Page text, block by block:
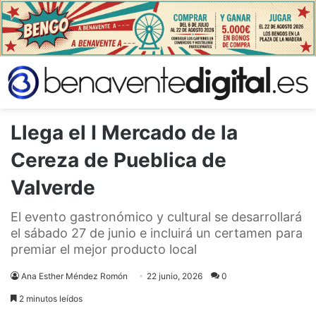
Llega el I Mercado de la
Cereza de Pueblica de
Valverde
El evento gastronómico y cultural se desarrollará
el sábado 27 de junio e incluirá un certamen para
premiar el mejor producto local
Ana Esther Méndez Romón 22 junio, 2026 0
2 minutos leídos